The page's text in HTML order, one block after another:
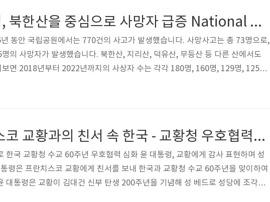
국립공원, 사망사고 73명, 북한산을 중심으로 사망자 급증 National parks, 73 fatalities jump, especially on Mount Bukhan
동안 국립공원에서는 770건의 사고가 발생했습니다. 사망사고는 총 73명으로,
의 사망자가 발생했습니다. 북한산, 지리산, 덕유산, 무등산 등 다른 산에서도
면 2018년부터 2022년까지의 사상자 수는 각각 180명, 160명, 129명, 125명,
부상이 발생하여 가장 많은 부상자가 나온 곳입니다. 이러한 상황에서는 가을
"윤석열 대통령, 프란치스코 교황과의 친서 속 한국 - 교황청 우호협력! 김대건 신부와의 인연으로 세계적 관심 집중!" "President Yoon Suk Yeol, in a personal letter with Pope Francis, Korea-Pope Agency Friendship a..
한국 교황청 수교 60주년 우호협력 심화 윤 대통령, 교황에게 감사 표현하며 성
령은 프란치스코 교황에게 친서를 보내 한국과 교황청 수교 60주년을 맞이하여
대통령은 교황이 김대건 신부 탄생 200주년을 기념해 성 베드로 성당에 조각상
감사의 뜻을 표했습니다. 이에 교황은 한국가톨릭교회 대표단에게 분열 극복과